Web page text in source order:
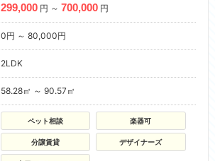
299,000 円 ～ 700,000 円
0円 ～ 80,000円
2LDK
58.28㎡ ～ 90.57㎡
ペット相談 楽器可
分譲賃貸 デザイナーズ